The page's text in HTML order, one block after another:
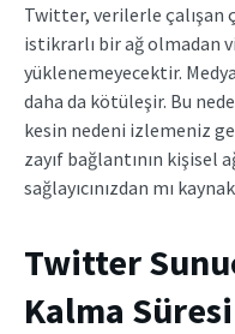
Twitter, verilerle çalışan
istikrarlı bir ağ olmadan
yüklenemeyecektir.
daha da kötüleşir. Bu
kesin nedeni izlemeniz
zayıf bağlantının kişisel
sağlayıcınızdan mı
Twitter
Kalma Süresi